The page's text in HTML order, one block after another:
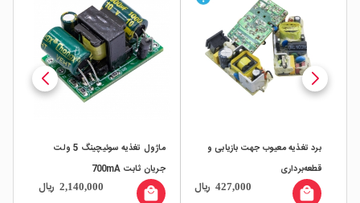
برد تغذیه معیوب جهت بازیابی و
قطعه‌برداری
427,000 ریال local_mall
ماژول تغذیه سوئیچینگ 5 ولت
جریان ثابت 700mA
2,140,000 ریال local_mall